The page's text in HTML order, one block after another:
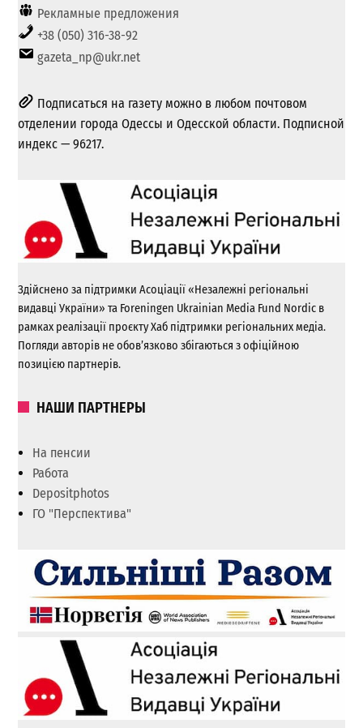
Рекламные предложения
+38 (050) 316-38-92
gazeta_np@ukr.net
Подписаться на газету можно в любом почтовом
отделении города Одессы и Одесской области. Подписной
индекс — 96217.
Здійснено за підтримки Асоціації «Незалежні регіональні
видавці України» та Foreningen Ukrainian Media Fund Nordic в
рамках реалізації проєкту Хаб підтримки регіональних медіа.
Погляди авторів не обов’язково збігаються з офіційною
позицією партнерів.
НАШИ ПАРТНЕРЫ
На пенсии
Работа
Depositphotos
ГО "Перспектива"